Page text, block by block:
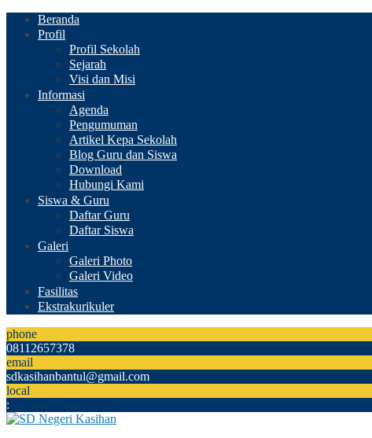
Beranda
Profil
Profil Sekolah
Sejarah
Visi dan Misi
Informasi
Agenda
Pengumuman
Artikel Kepa Sekolah
Blog Guru dan Siswa
Download
Hubungi Kami
Siswa & Guru
Daftar Guru
Daftar Siswa
Galeri
Galeri Photo
Galeri Video
Fasilitas
Ekstrakurikuler
phone
08112657378
email
sdkasihanbantul@gmail.com
local
: